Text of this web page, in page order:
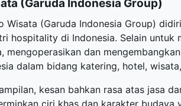
(Garuda Indonesia Group)
Wisata (Garuda Indonesia Group)
hospitality di Indonesia. Selain untuk
mengoperasikan dan
dalam bidang katering, hotel,
kesan bahkan rasa atas jasa
ciri khas dan karakter budaya